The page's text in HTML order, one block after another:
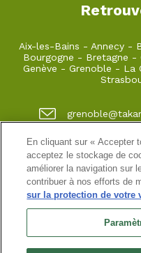
Aix-les-Bains - Annecy -
Bourgogne - Bretagne -
Genève - Grenoble - La
04 80 42 00 70
1 quai de créqui
Site classique-Mon
Conditions générales
légales-
En cliquant sur « Accepter
acceptez le stockage de
améliorer la navigation sur
contribuer à nos efforts de
sur la protection de votre